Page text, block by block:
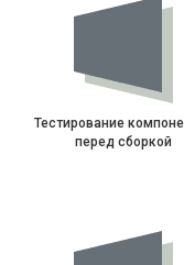
Тестирование
перед сборкой